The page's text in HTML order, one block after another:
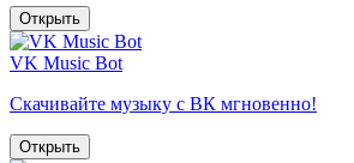
Открыть
VK Music Bot
Скачивайте музыку с ВК мгновенно!
Открыть